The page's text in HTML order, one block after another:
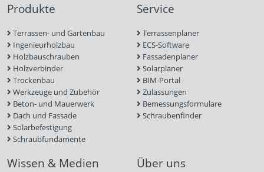
Produkte
Terrassen- und Gartenbau
Ingenieurholzbau
Holzbauschrauben
Holzverbinder
Trockenbau
Werkzeuge und Zubehör
Beton- und Mauerwerk
Dach und Fassade
Solarbefestigung
Schraubfundamente
Service
Terrassenplaner
ECS-Software
Fassadenplaner
Solarplaner
BIM-Portal
Zulassungen
Bemessungsformulare
Schraubenfinder
Wissen & Medien Über uns